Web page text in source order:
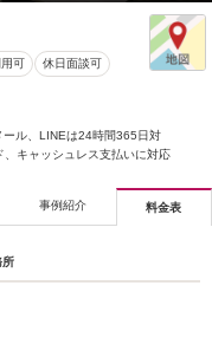
可 休日面談可
ル、LINEは24時間365日対
キャッシュレス支払いに対応
事例紹介 料金表
所